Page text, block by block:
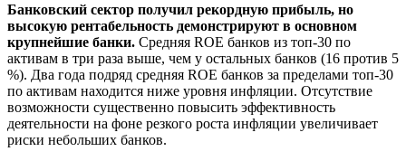
Банковский сектор получил рекордную прибыль, но
высокую рентабельность демонстрируют в основном
крупнейшие банки. Средняя ROE банков из топ-30 по
активам в три раза выше, чем у остальных банков (16 против 5
%). Два года подряд средняя ROE банков за пределами топ-30
по активам находится ниже уровня инфляции. Отсутствие
возможности существенно повысить эффективность
деятельности на фоне резкого роста инфляции увеличивает
риски небольших банков.